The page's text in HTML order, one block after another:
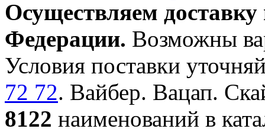
Осуществляем
Федерации. Возможны
Условия поставки
72 72. Вайбер. Вацап.
8122 наименований в